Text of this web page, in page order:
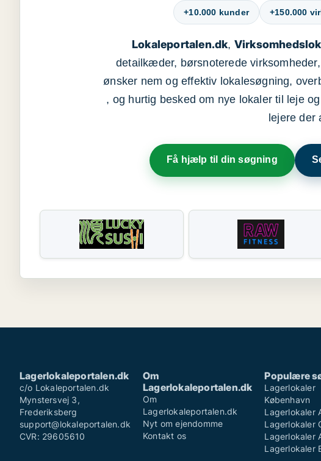
+10.000 kunder +150.000
Lokaleportalen.dk,
detailkæder, børsnoterede
ønsker nem og effektiv lokalesøgning,
, og hurtig besked om nye lokaler til leje
lejere der
Få hjælp til din søgning
Lagerlokaleportalen.dk
c/o Lokaleportalen.dk
Mynstersvej 3,
Frederiksberg
support@lokaleportalen.dk
CVR: 29605610
Om
Lagerlokaleportalen.dk
Om
Lagerlokaleportalen.dk
Nyt om ejendomme
Kontakt os
Populære
Lagerlokaler
København
Lagerlokaler
Lagerlokaler
Lagerlokaler
Lagerlokaler